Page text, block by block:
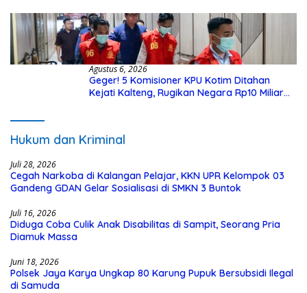
Agustus 6, 2026
Geger! 5 Komisioner KPU Kotim Ditahan
Kejati Kalteng, Rugikan Negara Rp10 Miliar
Hukum dan Kriminal
Juli 28, 2026
Cegah Narkoba di Kalangan Pelajar, KKN UPR Kelompok 03
Gandeng GDAN Gelar Sosialisasi di SMKN 3 Buntok
Juli 16, 2026
Diduga Coba Culik Anak Disabilitas di Sampit, Seorang Pria
Diamuk Massa
Juni 18, 2026
Polsek Jaya Karya Ungkap 80 Karung Pupuk Bersubsidi Ilegal
di Samuda